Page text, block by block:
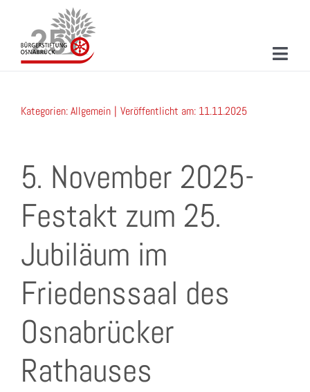
springen
MITMACHEN
NEUIGKEITEN
VERANSTALTUNGEN
Kategorien:Allgemein | Veröffentlicht am: 11.11.2025
5. November 2025-
Festakt zum 25.
Jubiläum im
Friedenssaal des
Osnabrücker
Rathauses